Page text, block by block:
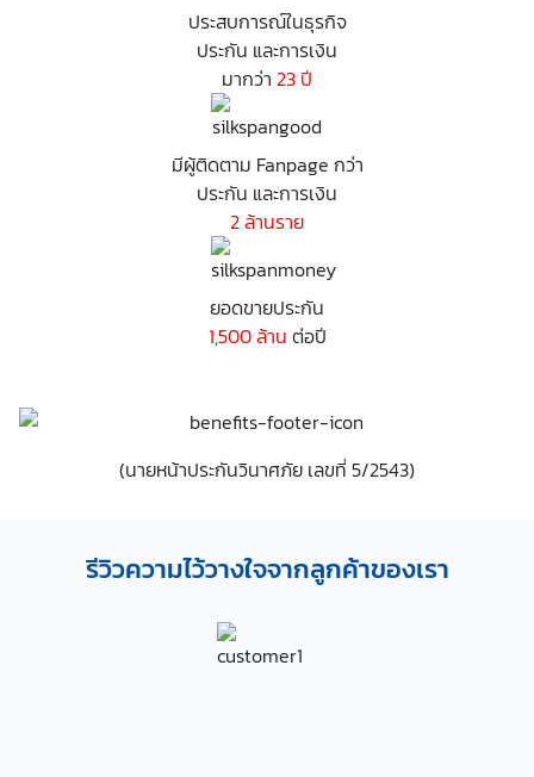
ประสบการณ์ในธุรกิจ
ประกัน และการเงิน
มากว่า 23 ปี
มีผู้ติดตาม Fanpage กว่า
ประกัน และการเงิน
2 ล้านราย
ยอดขายประกัน
1,500 ล้าน ต่อปี
(นายหน้าประกันวินาศภัย เลขที่ 5/2543)
รีวิวความไว้วางใจจากลูกค้าของเรา